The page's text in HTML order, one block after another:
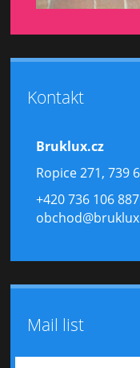
Kontakt
Bruklux.cz
Ropice 271, 739
+420 736 106
Mail list